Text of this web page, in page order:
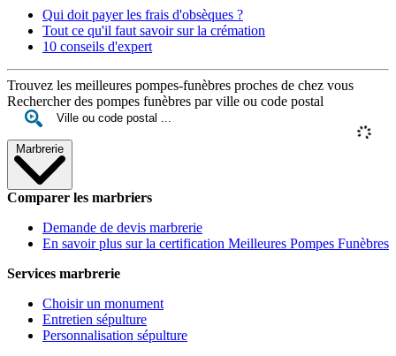
Qui doit payer les frais d'obsèques ?
Tout ce qu'il faut savoir sur la crémation
10 conseils d'expert
Trouvez les meilleures pompes-funèbres proches de chez vous
Rechercher des pompes funèbres par ville ou code postal
Marbrerie
Comparer les marbriers
Demande de devis marbrerie
En savoir plus sur la certification Meilleures Pompes Funèbres
Services marbrerie
Choisir un monument
Entretien sépulture
Personnalisation sépulture